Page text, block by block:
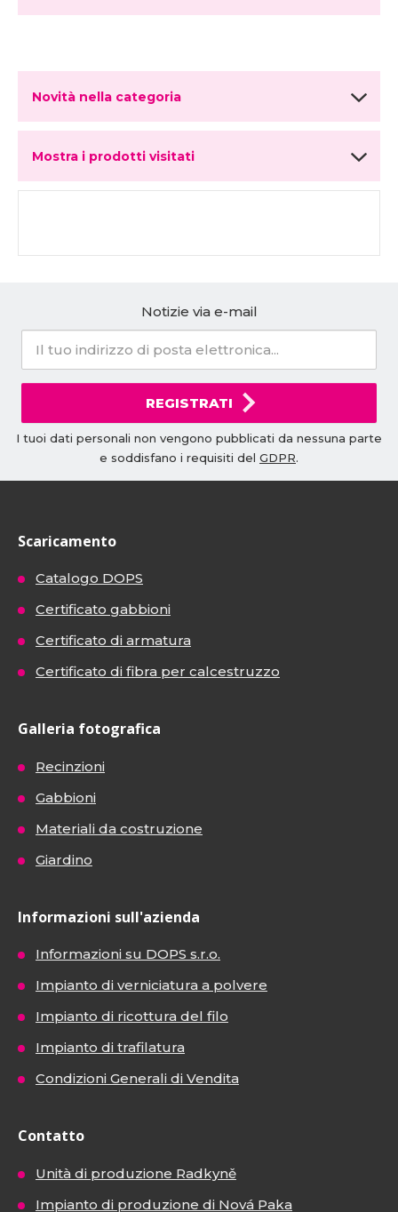
Novità nella categoria
Mostra i prodotti visitati
Notizie via e-mail
REGISTRATI
I tuoi dati personali non vengono pubblicati da nessuna parte
e soddisfano i requisiti del GDPR.
Scaricamento
Catalogo DOPS
Certificato gabbioni
Certificato di armatura
Certificato di fibra per calcestruzzo
Galleria fotografica
Recinzioni
Gabbioni
Materiali da costruzione
Giardino
Informazioni sull'azienda
Informazioni su DOPS s.r.o.
Impianto di verniciatura a polvere
Impianto di ricottura del filo
Impianto di trafilatura
Condizioni Generali di Vendita
Contatto
Unità di produzione Radkyně
Impianto di produzione di Nová Paka